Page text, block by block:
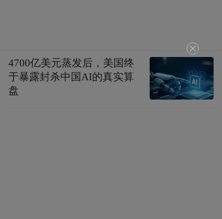
4700亿美元蒸发后，美国终
于暴露封杀中国AI的真实算
盘